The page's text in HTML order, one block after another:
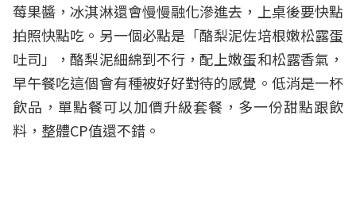
莓果醬，冰淇淋還會慢慢融化滲進去，上桌後要快點
拍照快點吃。另一個必點是「酪梨泥佐培根嫩松露蛋
吐司」，酪梨泥細綿到不行，配上嫩蛋和松露香氣，
早午餐吃這個會有種被好好對待的感覺。低消是一杯
飲品，單點餐可以加價升級套餐，多一份甜點跟飲
料，整體CP值還不錯。